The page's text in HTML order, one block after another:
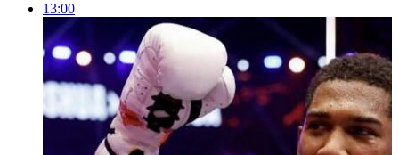
13:00